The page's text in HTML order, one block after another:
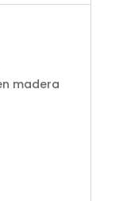
madera